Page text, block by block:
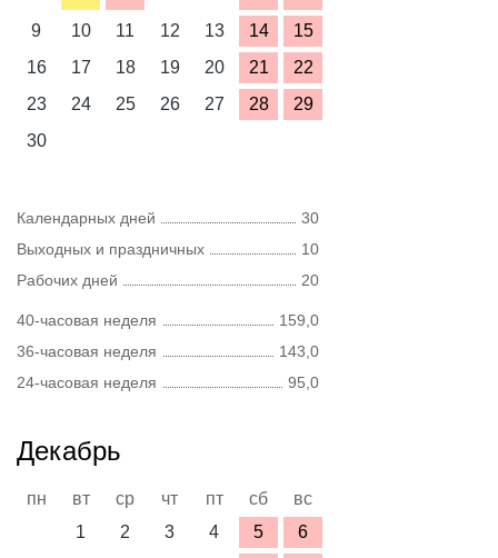
9
10 11 12 13 14
15
16
17 18 19 20 21
22
23
24 25 26 27 28
29
30
Календарных дней
30
Выходных и праздничных
10
Рабочих дней
20
40-часовая неделя
159,0
36-часовая неделя
143,0
24-часовая неделя
95,0
Декабрь
пн вт ср чт пт сб
вс
1
2 3 4 5
6